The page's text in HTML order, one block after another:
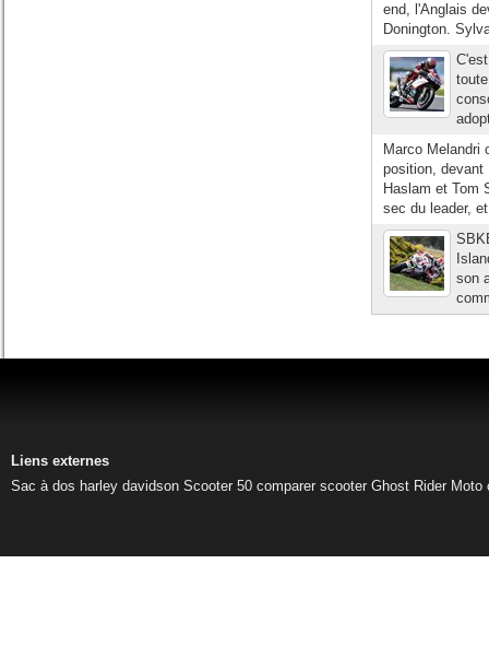
end, l'Anglais
Donington.
Marco Melandri
position, devant
Haslam et Tom
sec du leader,
son
Liens externes
Sac à dos harley davidson Scooter 50 comparer scooter Ghost Rider Moto